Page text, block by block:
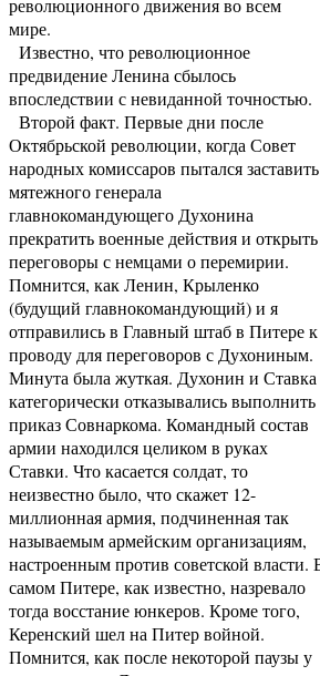
мире.
Известно, что революционное
предвидение Ленина сбылось
впоследствии с невиданной точностью.
Второй факт. Первые дни после
Октябрьской революции, когда Совет
народных комиссаров пытался заставить
мятежного генерала
главнокомандующего Духонина
прекратить военные действия и открыть
переговоры с немцами о перемирии.
Помнится, как Ленин, Крыленко
(будущий главнокомандующий) и я
отправились в Главный штаб в Питере к
проводу для переговоров с Духониным.
Минута была жуткая. Духонин и Ставка
категорически отказывались выполнить
приказ Совнаркома. Командный состав
армии находился целиком в руках
Ставки. Что касается солдат, то
неизвестно было, что скажет 12-
миллионная армия, подчиненная так
называемым армейским организациям,
настроенным против советской власти.
самом Питере, как известно, назревало
тогда восстание юнкеров. Кроме того,
Керенский шел на Питер войной.
Помнится, как после некоторой паузы у